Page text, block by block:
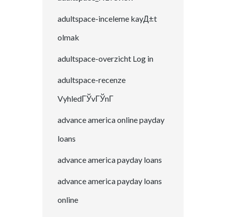
adultspace-inceleme kayД±t
olmak
adultspace-overzicht Log in
adultspace-recenze
VyhledГЎvГЎnГ­
advance america online payday
loans
advance america payday loans
advance america payday loans
online